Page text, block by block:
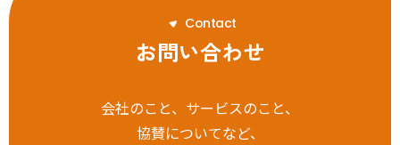
Contact
お問い合わせ
会社のこと、サービスのこと、
協賛についてなど、